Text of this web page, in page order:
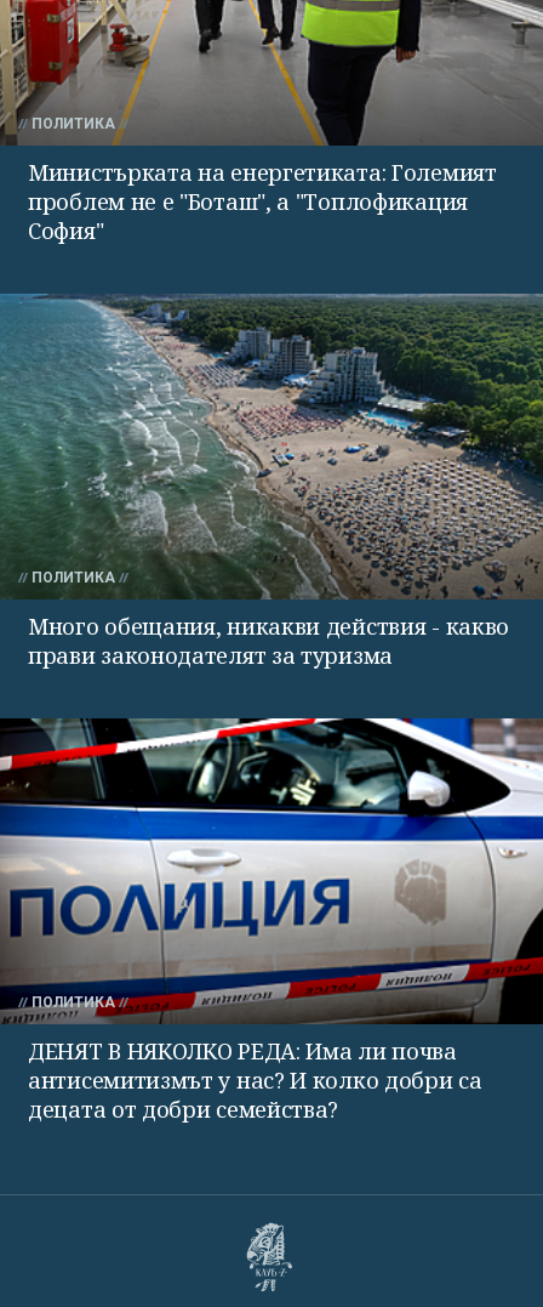
ПОЛИТИКА
Министърката на енергетиката: Големият
проблем не е "Боташ", а "Топлофикация
София"
ПОЛИТИКА
Много обещания, никакви действия - какво
прави законодателят за туризма
ПОЛИТИКА
ДЕНЯТ В НЯКОЛКО РЕДА: Има ли почва
антисемитизмът у нас? И колко добри са
децата от добри семейства?